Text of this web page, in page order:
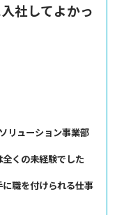
社してよかっ
リューション事業部
くの未経験でした
職を付けられる仕事